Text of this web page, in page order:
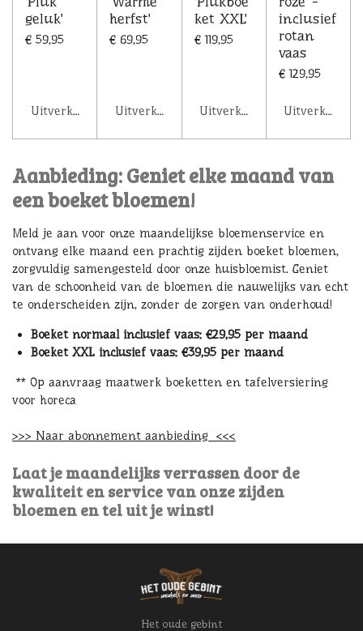
geluk'
€ 59,95
Uitverkocht
herfst'
€ 69,95
Uitverkocht
ket XXL'
€ 119,95
Uitverkocht
inclusief
rotan
vaas
€ 129,95
Uitverkocht
Aanbieding: Geniet elke maand van
een boeket bloemen!
Meld je aan voor onze maandelijkse bloemenservice en
ontvang elke maand een prachtig zijden boeket bloemen,
zorgvuldig samengesteld door onze huisbloemist. Geniet
van de schoonheid van de bloemen die nauwelijks van echt
te onderscheiden zijn, zonder de zorgen van onderhoud!
Boeket normaal inclusief vaas: €29,95 per maand
Boeket XXL inclusief vaas: €39,95 per maand
** Op aanvraag maatwerk boeketten en tafelversiering
voor horeca
>>> Naar abonnement aanbieding <<<
Laat je maandelijks verrassen door de
kwaliteit en service van onze zijden
bloemen en tel uit je winst!
Het oude gebint